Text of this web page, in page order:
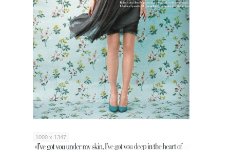
1000 x 1347